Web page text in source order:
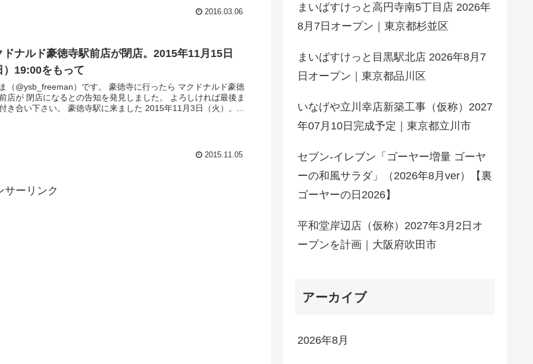
2016.03.06
ドナルド豪徳寺駅前店が閉店。2015年11月15日
）19:00をもって
）です。 豪徳寺に行ったら マクドナルド豪徳
が 閉店になるとの告知を発見しました。 よろしければ最後ま
き合い下さい。 豪徳寺駅に来ました 2015年11月3日（火）。...
2015.11.05
サーリンク
まいばすけっと高円寺南5丁目店 2026年
8月7日オープン｜東京都杉並区
まいばすけっと目黒駅北店 2026年8月7
日オープン｜東京都品川区
いなげや立川幸店新築工事（仮称）2027
年07月10日完成予定｜東京都立川市
セブン-イレブン「ゴーヤー増量 ゴーヤ
ーの和風サラダ」（2026年8月ver）【裏
ゴーヤーの日2026】
平和堂岸辺店（仮称）2027年3月2日オ
ープンを計画｜大阪府吹田市
アーカイブ
2026年8月